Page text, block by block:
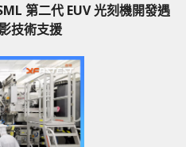
第二代 EUV 光刻機開發遇
技術支援